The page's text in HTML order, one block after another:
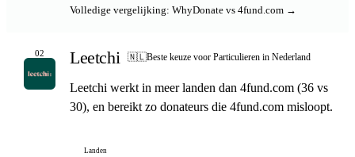
Volledige vergelijking: WhyDonate vs 4fund.com →
02 Leetchi 🇳🇱Beste keuze voor Particulieren in Nederland
Leetchi werkt in meer landen dan 4fund.com (36 vs
30), en bereikt zo donateurs die 4fund.com misloopt.
Landen